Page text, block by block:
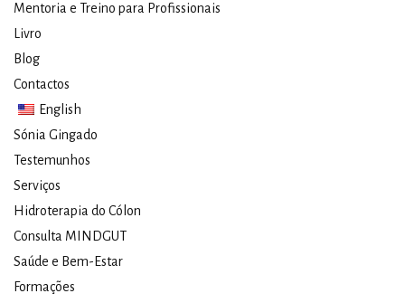
Mentoria e Treino para Profissionais
Livro
Blog
Contactos
English
Sónia Gingado
Testemunhos
Serviços
Hidroterapia do Cólon​
Consulta MINDGUT
Saúde e Bem-Estar
Formações